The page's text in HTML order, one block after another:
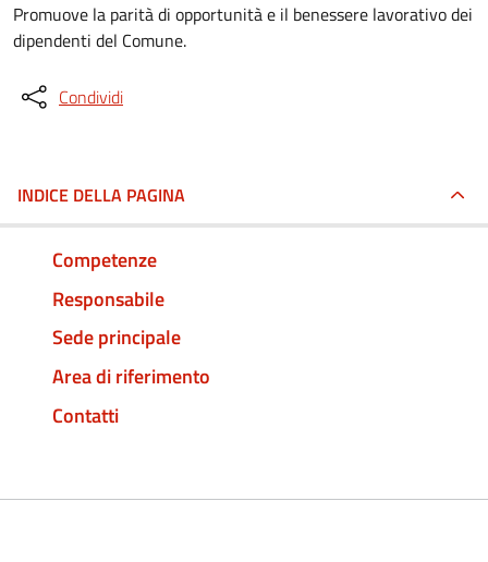
Promuove la parità di opportunità e il benessere lavorativo dei
dipendenti del Comune.
Condividi
INDICE DELLA PAGINA
Competenze
Responsabile
Sede principale
Area di riferimento
Contatti